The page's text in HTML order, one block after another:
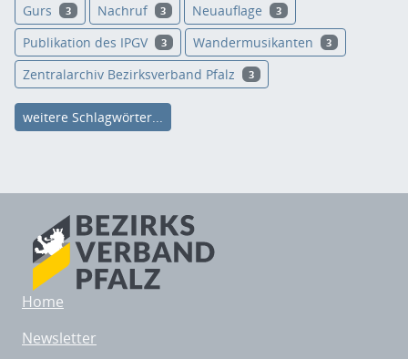
Gurs 3 Nachruf 3 Neuauflage 3
Publikation des IPGV 3 Wandermusikanten 3
Zentralarchiv Bezirksverband Pfalz 3
weitere Schlagwörter...
Home
Newsletter